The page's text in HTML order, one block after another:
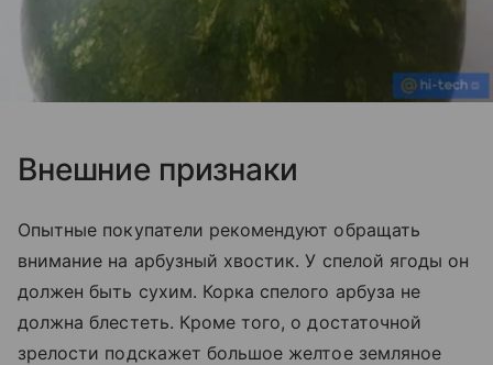
Внешние признаки
Опытные покупатели рекомендуют обращать
внимание на арбузный хвостик. У спелой ягоды он
должен быть сухим. Корка спелого арбуза не
должна блестеть. Кроме того, о достаточной
зрелости подскажет большое желтое земляное